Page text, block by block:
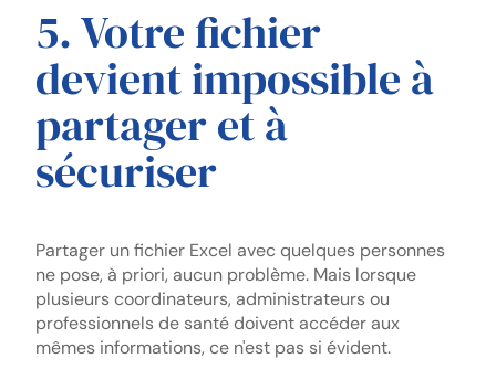
5. Votre fichier
devient impossible à
partager et à
sécuriser
Partager un fichier Excel avec quelques personnes
ne pose, à priori, aucun problème. Mais lorsque
plusieurs coordinateurs, administrateurs ou
professionnels de santé doivent accéder aux
mêmes informations, ce n'est pas si évident.